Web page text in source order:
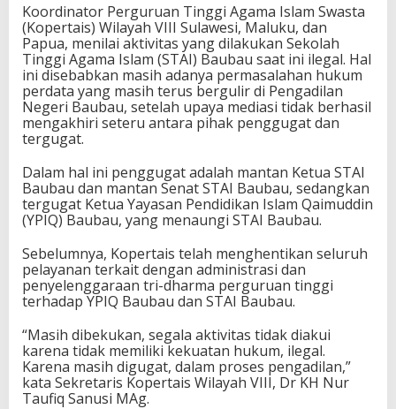
Koordinator Perguruan Tinggi Agama Islam Swasta
(Kopertais) Wilayah VIII Sulawesi, Maluku, dan
Papua, menilai aktivitas yang dilakukan Sekolah
Tinggi Agama Islam (STAI) Baubau saat ini ilegal. Hal
ini disebabkan masih adanya permasalahan hukum
perdata yang masih terus bergulir di Pengadilan
Negeri Baubau, setelah upaya mediasi tidak berhasil
mengakhiri seteru antara pihak penggugat dan
tergugat.
Dalam hal ini penggugat adalah mantan Ketua STAI
Baubau dan mantan Senat STAI Baubau, sedangkan
tergugat Ketua Yayasan Pendidikan Islam Qaimuddin
(YPIQ) Baubau, yang menaungi STAI Baubau.
Sebelumnya, Kopertais telah menghentikan seluruh
pelayanan terkait dengan administrasi dan
penyelenggaraan tri-dharma perguruan tinggi
terhadap YPIQ Baubau dan STAI Baubau.
“Masih dibekukan, segala aktivitas tidak diakui
karena tidak memiliki kekuatan hukum, ilegal.
Karena masih digugat, dalam proses pengadilan,”
kata Sekretaris Kopertais Wilayah VIII, Dr KH Nur
Taufiq Sanusi MAg.